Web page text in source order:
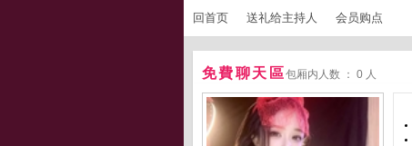
回首页 送礼给主持人 会员购点
免費聊天區包厢内人数 ： 0 人